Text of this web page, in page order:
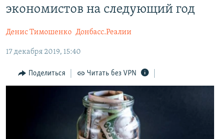
главной
Вернутся
поиску
11 ЛЕТ ОККУПАЦИИ КРЫМА. 11 ИСТОРИЙ СОПРОТИВЛЕНИЯ
ЕЩЕ
ИНТЕРАКТИВ
ИНФОГРАФИКА
ТЕЛЕПРОЕКТ КРЫМ.РЕАЛИИ
СОВЕТЫ ПРАВОЗАЩИТНИКОВ
ПРОПАВШИЕ БЕЗ ВЕСТИ
РАДІО СВОБОДА
КАК ОБОЙТИ БЛОКИРОВКУ
экономистов на следующий год
Денис Тимошенко Донбасс.Реалии
17 декабря 2019, 15:40
Поделиться Читать без VPN